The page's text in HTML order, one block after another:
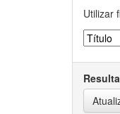
Utilizar